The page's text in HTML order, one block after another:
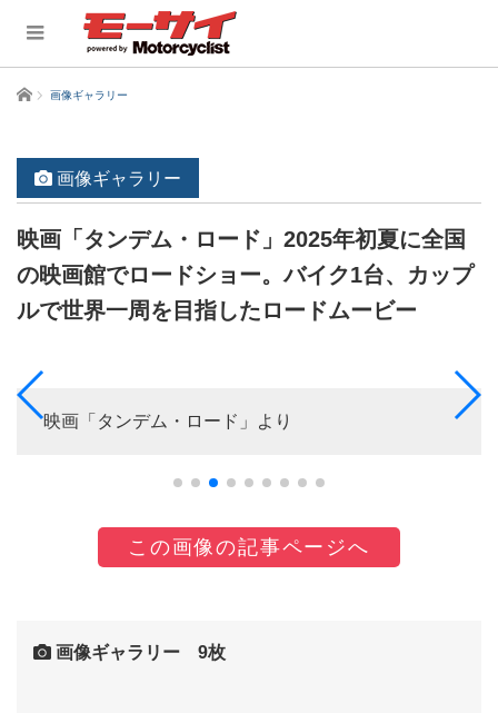
ホーム 画像ギャラリー
画像ギャラリー
映画「タンデム・ロード」2025年初夏に全国
の映画館でロードショー。バイク1台、カップ
ルで世界一周を目指したロードムービー
映画「タンデム・ロード」より
この画像の記事ページへ
画像ギャラリー 9枚